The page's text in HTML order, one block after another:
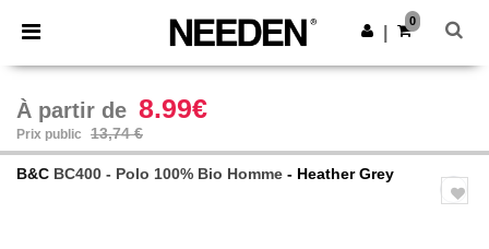
× Appli Needen
Meilleurs prix sur l’app !
Obtenir l'appli
0
À partir de 8.99€
Prix public 13,74 €
B&C BC400 - Polo 100% Bio Homme - Heather Grey